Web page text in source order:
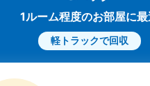
1ルーム程度のお部屋に
軽トラックで回収